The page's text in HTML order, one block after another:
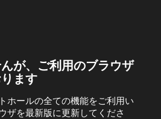
が、ご利用のブラウザ
ます
ホールの全ての機能をご利用い
ザを最新版に更新してくださ